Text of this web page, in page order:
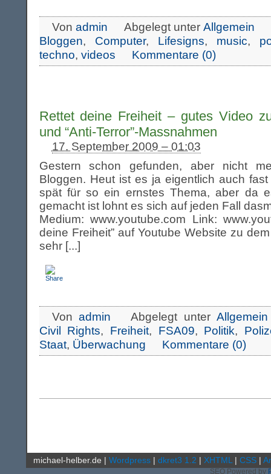
Von admin Abgelegt unter Allgemein
Bloggen, Computer, Lifesigns, music,
techno, videos Kommentare (0)
Rettet deine Freiheit – gutes Video
und “Anti-Terror”-Massnahmen
17. September 2009 – 01:03
Gestern schon gefunden, aber nicht
Bloggen. Heut ist es ja eigentlich auch
spät für so ein ernstes Thema, aber da
gemacht ist lohnt es sich auf jeden Fall
Medium: www.youtube.com Link:
deine Freiheit” auf Youtube Website zu
sehr [...]
Vonadmin Abgelegt unter Allgemein
Civil Rights, Freiheit, FSA09, Politik,
Staat, Überwachung Kommentare (0)
michael-helber.de | Wordpress | dkret3 1.2 | XHTML | CSS |
SEO Powered by